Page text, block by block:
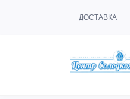
ДОСТАВКА